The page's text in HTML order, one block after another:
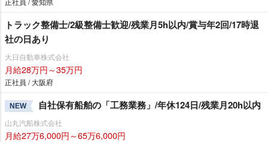
トラック整備士/2級整備士歓迎/残業月5h以内/賞与年2回/17時退
社の日あり
大日自動車株式会社
月給28万円～35万円
正社員 / 大阪府
NEW 自社保有船舶の「工務業務」/年休124日/残業月20h以内
山丸汽船株式会社
月給27万6,000円～65万6,000円